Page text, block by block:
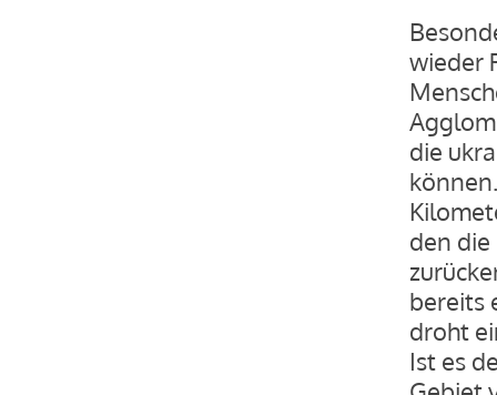
wieder
die
den
bereits
droht
Ist es